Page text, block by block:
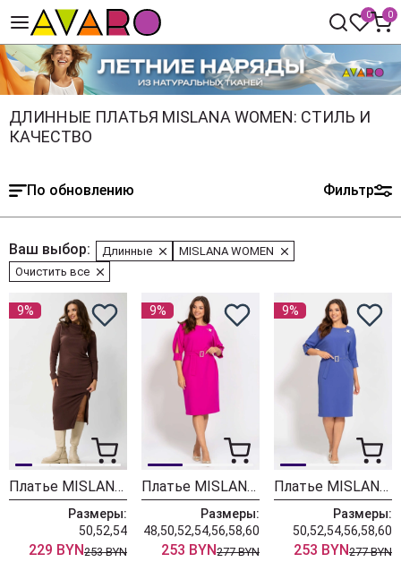
0 0
ДЛИННЫЕ ПЛАТЬЯ MISLANA WOMEN: СТИЛЬ И
КАЧЕСТВО
По обновлению Фильтр
Ваш выбор: Длинные
MISLANA WOMEN
Очистить все
9%
Платье MISLANA WOMEN 1122 шоколад
Размеры:
50,52,54
229 BYN253 BYN
9%
Платье MISLANA WOMEN 1121 фуксия
Размеры:
48,50,52,54,56,58,60
253 BYN277 BYN
9%
Платье MISLANA WOMEN 1121 синий
Размеры:
50,52,54,56,58,60
253 BYN277 BYN